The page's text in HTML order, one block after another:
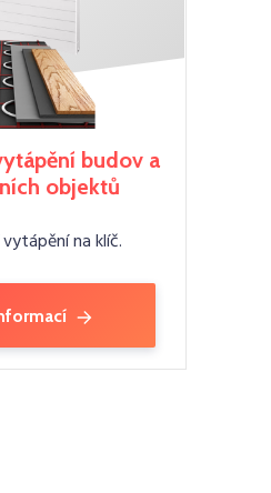
budov a
objektů
na klíč.